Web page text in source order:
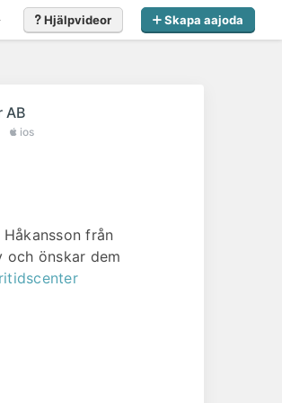
Skapa aajoda
Hjälpvideor
AB
ios
från
och önskar dem